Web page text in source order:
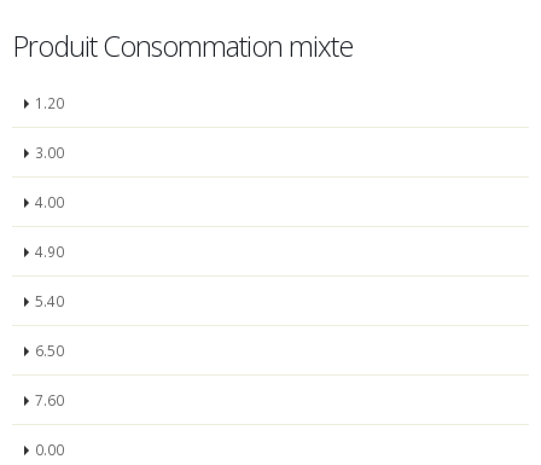
Produit Consommation mixte
1.20
3.00
4.00
4.90
5.40
6.50
7.60
0.00